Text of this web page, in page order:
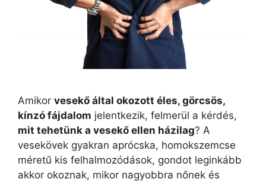
Amikor vesekő által okozott éles, görcsös,
kínzó fájdalom jelentkezik, felmerül a kérdés,
mit tehetünk a vesekő ellen házilag? A
vesekövek gyakran aprócska, homokszemcse
méretű kis felhalmozódások, gondot leginkább
akkor okoznak, mikor nagyobbra nőnek és